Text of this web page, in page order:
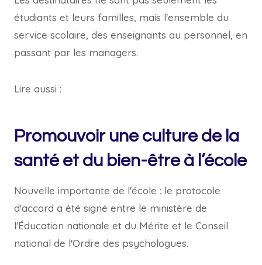
étudiants et leurs familles, mais l'ensemble du
service scolaire, des enseignants au personnel, en
passant par les managers.
Lire aussi :
Promouvoir une culture de la
santé et du bien-être à l’école
Nouvelle importante de l'école : le protocole
d'accord a été signé entre le ministère de
l'Éducation nationale et du Mérite et le Conseil
national de l'Ordre des psychologues.